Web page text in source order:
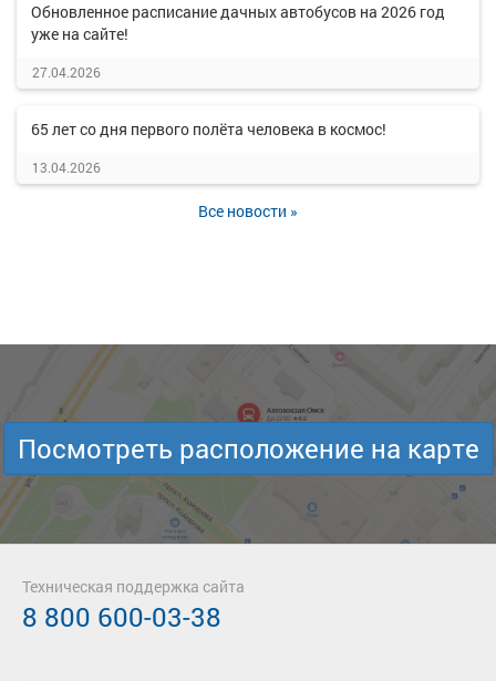
Обновленное расписание дачных автобусов на 2026 год
уже на сайте!
27.04.2026
65 лет со дня первого полёта человека в космос!
13.04.2026
Все новости »
Посмотреть расположение на карте
Техническая поддержка сайта
8 800 600-03-38